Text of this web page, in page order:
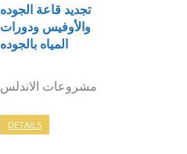
تجديد قاعة الجوده
والأوفيس ودورات
المياه بالجوده
مشروعات الاندلس
DETAILS